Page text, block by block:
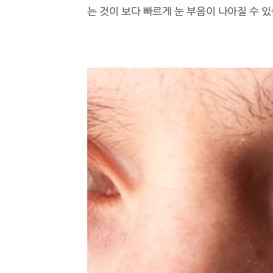
는 것이 보다 빠르게 눈 부음이 나아질 수